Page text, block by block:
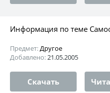
Информация по теме
Предмет:Другое
Добавлено:21.05.2005
Скачать